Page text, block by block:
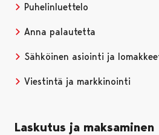
Puhelinluettelo
Anna palautetta
Sähköinen asiointi ja
Viestintä ja markkinointi
Laskutus ja maksaminen